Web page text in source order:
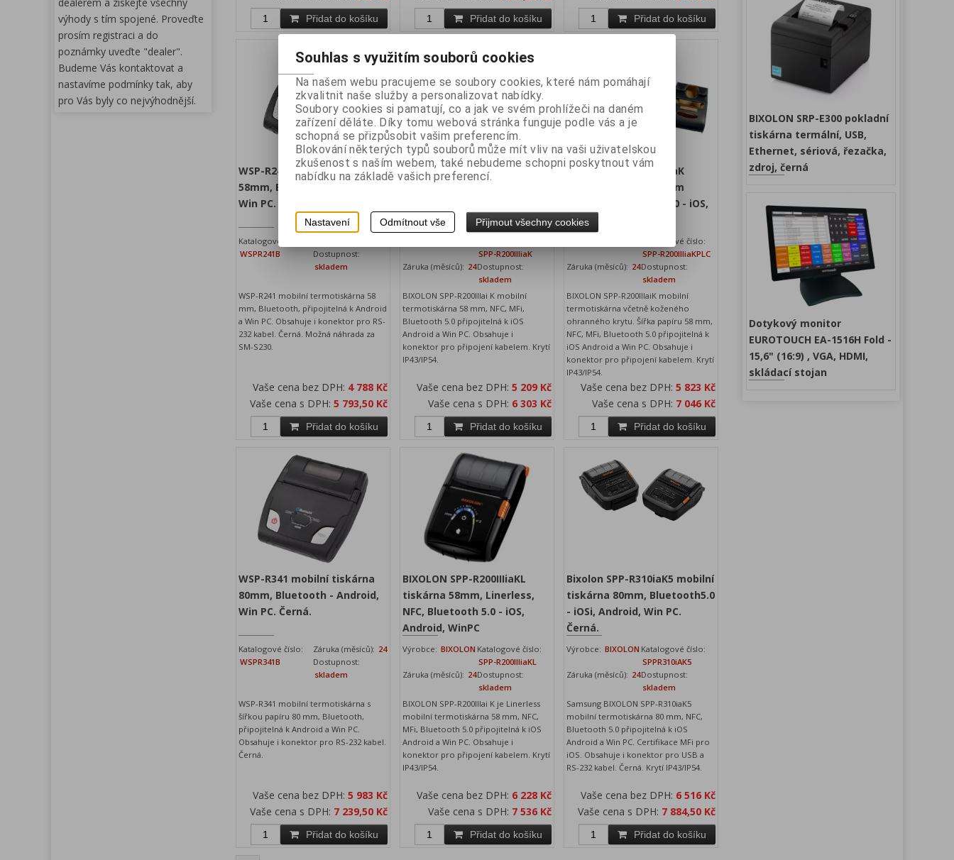
výhody s tím spojené. Proveďte
prosím registraci a do
poznámky uveďte "dealer".
Budeme Vás kontaktovat a
nastavíme podmínky tak, aby
pro Vás byly co nejvýhodnější.
Přidat do košíku Přidat do košíku Přidat do košíku
WSP-R241 mobilní tiskárna
58mm, Bluetooth - Android,
Win PC. Černá.
Katalogové číslo:
WSPR241B
Dostupnost:
skladem
WSP-R241 mobilní termotiskárna 58
mm, Bluetooth, připojitelná k Android
a Win PC. Obsahuje i konektor pro RS-
232 kabel. Černá. Možná náhrada za
SM-S230.
Vaše cena bez DPH: 4 788 Kč
Vaše cena s DPH: 5 793,50 Kč
Přidat do košíku
BIXOLON SPP-R200IIIiaK
mobilní tiskárna 58mm, NFC,
Win PC
SPP-R200IIIiaK
Záruka (měsíců): 24Dostupnost:
skladem
BIXOLON SPP-R200IIIai K mobilní
termotiskárna 58 mm, NFC, MFi,
Bluetooth 5.0 připojitelná k iOS
Android a Win PC. Obsahuje i
konektor pro připojení kabelem. Krytí
IP43/IP54.
Vaše cena bez DPH: 5 209 Kč
Vaše cena s DPH: 6 303 Kč
Přidat do košíku
BIXOLON SPP-R200IIIiaK
mobilní tiskárna 58mm
+pouzdro , NFC, Bt. 5.0 - iOS,
Android, Win
Katalogové číslo:
SPP-R200IIIiaKPLC
Záruka (měsíců): 24Dostupnost:
skladem
BIXOLON SPP-R200IIIaiK mobilní
termotiskárna včetně koženého
ohranného krytu. Šířka papíru 58 mm,
NFC, MFi, Bluetooth 5.0 připojitelná k
iOS Android a Win PC. Obsahuje i
konektor pro připojení kabelem. Krytí
IP43/IP54.
Vaše cena bez DPH: 5 823 Kč
Vaše cena s DPH: 7 046 Kč
Přidat do košíku
WSP-R341 mobilní tiskárna
80mm, Bluetooth - Android,
Win PC. Černá.
Katalogové číslo:
WSPR341B
Záruka (měsíců): 24
Dostupnost:
skladem
WSP-R341 mobilní termotiskárna s
šířkou papíru 80 mm, Bluetooth,
připojitelná k Android a Win PC.
Obsahuje i konektor pro RS-232 kabel.
Černá.
Vaše cena bez DPH: 5 983 Kč
Vaše cena s DPH: 7 239,50 Kč
Přidat do košíku
BIXOLON SPP-R200IIIiaKL
tiskárna 58mm, Linerless,
NFC, Bluetooth 5.0 - iOS,
Android, WinPC
Výrobce: BIXOLON Katalogové číslo:
SPP-R200IIIiaKL
Záruka (měsíců): 24Dostupnost:
skladem
BIXOLON SPP-R200IIIai K je Linerless
mobilní termotiskárna 58 mm, NFC,
MFi, Bluetooth 5.0 připojitelná k iOS
Android a Win PC. Obsahuje i
konektor pro připojení kabelem. Krytí
IP43/IP54.
Vaše cena bez DPH: 6 228 Kč
Vaše cena s DPH: 7 536 Kč
Přidat do košíku
Bixolon SPP-R310iaK5 mobilní
tiskárna 80mm, Bluetooth5.0
- iOSi, Android, Win PC.
Černá.
Výrobce: BIXOLON Katalogové číslo:
SPPR310iAK5
Záruka (měsíců): 24Dostupnost:
skladem
Samsung BIXOLON SPP-R310iaK5
mobilní termotiskárna 80 mm, NFC,
Bluetooth 5.0 připojitelná k iOS
Android a Win PC. Certifikace MFi pro
iOS. Obsahuje i konektor pro USB a
RS-232 kabel. Černá. Krytí IP43/IP54.
Vaše cena bez DPH: 6 516 Kč
Vaše cena s DPH: 7 884,50 Kč
Přidat do košíku
BIXOLON SRP-E300 pokladní
tiskárna termální, USB,
Ethernet, sériová, řezačka,
zdroj, černá
Dotykový monitor
EUROTOUCH EA-1516H Fold -
15,6" (16:9) , VGA, HDMI,
skládací stojan
Souhlas s využitím souborů cookies
Na našem webu pracujeme se soubory cookies, které nám pomáhají
zkvalitnit naše služby a personalizovat nabídky.
Soubory cookies si pamatují, co a jak ve svém prohlížeči na daném
zařízení děláte. Díky tomu webová stránka funguje podle vás a je
schopná se přizpůsobit vašim preferencím.
Blokování některých typů souborů může mít vliv na vaši uživatelskou
zkušenost s naším webem, také nebudeme schopni poskytnout vám
nabídku na základě vašich preferencí.
Nastavení Odmítnout vše Přijmout všechny cookies